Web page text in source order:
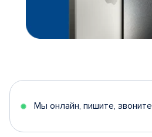
Мы онлайн, пишите, звоните